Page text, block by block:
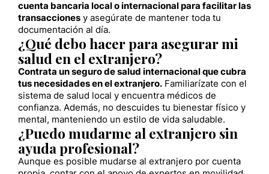
cuenta bancaria local o internacional para facilitar las
transacciones y asegúrate de mantener toda tu
documentación al día.
¿Qué debo hacer para asegurar mi
salud en el extranjero?
Contrata un seguro de salud internacional que cubra
tus necesidades en el extranjero. Familiarízate con el
sistema de salud local y encuentra médicos de
confianza. Además, no descuides tu bienestar físico y
mental, manteniendo un estilo de vida saludable.
¿Puedo mudarme al extranjero sin
ayuda profesional?
Aunque es posible mudarse al extranjero por cuenta